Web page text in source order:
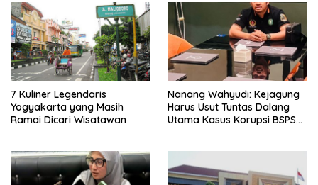
7 Kuliner Legendaris
Yogyakarta yang Masih
Ramai Dicari Wisatawan
Nanang Wahyudi: Kejagung
Harus Usut Tuntas Dalang
Utama Kasus Korupsi BSPS